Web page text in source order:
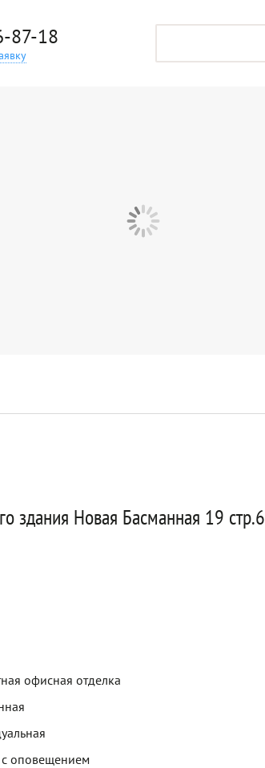
87-18
здания Новая Басманная 19 стр.6
офисная отделка
оповещением